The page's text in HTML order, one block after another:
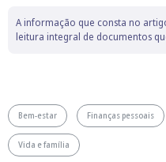
A informação que consta no
leitura integral de documentos
Bem-estar Finanças pessoais
Vida e família